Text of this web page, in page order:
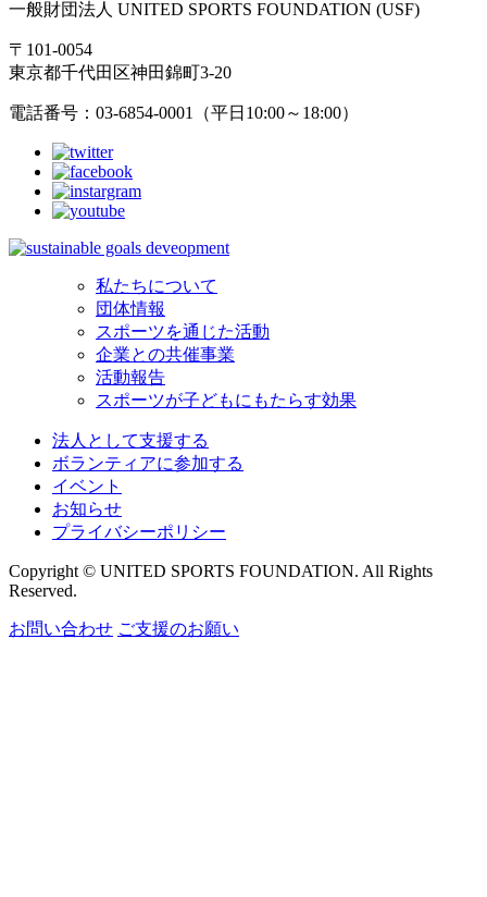
一般財団法人 UNITED SPORTS FOUNDATION (USF)
〒101-0054
東京都千代田区神田錦町3-20
電話番号：03-6854-0001（平日10:00～18:00）
私たちについて
団体情報
スポーツを通じた活動
企業との共催事業
活動報告
スポーツが子どもにもたらす効果
法人として支援する
ボランティアに参加する
イベント
お知らせ
プライバシーポリシー
Copyright © UNITED SPORTS FOUNDATION. All Rights
Reserved.
お問い合わせ ご支援のお願い